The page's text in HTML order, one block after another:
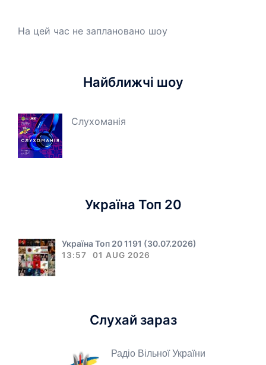
На цей час не заплановано шоу
Найближчі шоу
Слухоманія
Україна Топ 20
Україна Топ 20 1191 (30.07.2026)
13:57 01 AUG 2026
Слухай зараз
Радіо Вільної України